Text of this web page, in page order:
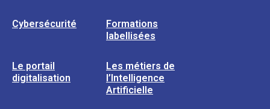
Cybersécurité
Formations
labellisées
Le portail
digitalisation
Les métiers de
l’Intelligence
Artificielle